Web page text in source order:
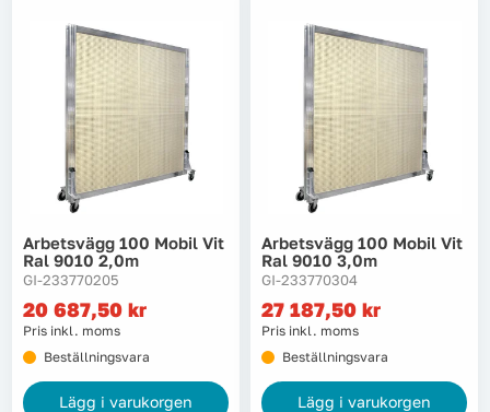
Varumärken Videoklipp
Om oss Kontakta oss
Arbetsvägg 100 Mobil Vit
Ral 9010 2,0m
GI-233770205
20 687,50 kr
Pris inkl. moms
Beställningsvara
Lägg i varukorgen
Arbetsvägg 100 Mobil Vit
Ral 9010 3,0m
GI-233770304
27 187,50 kr
Pris inkl. moms
Beställningsvara
Lägg i varukorgen